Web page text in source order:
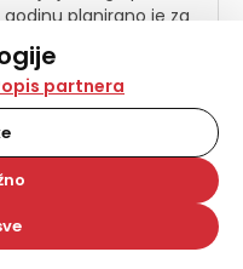
i slične
informacija na
korisničko iskustvo,
sadržaje i
profili mogu se kreirati
svrhu. Naši partneri
samo one
partnera
planirano je za
graditeljstva i